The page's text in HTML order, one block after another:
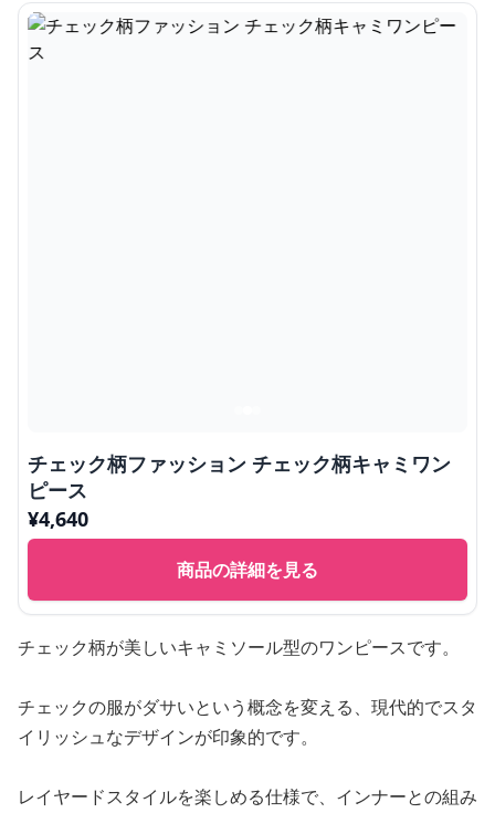
チェック柄ファッション チェック柄キャミワン
ピース
¥4,640
商品の詳細を見る
チェック柄が美しいキャミソール型のワンピースです。
チェックの服がダサいという概念を変える、現代的でスタ
イリッシュなデザインが印象的です。
レイヤードスタイルを楽しめる仕様で、インナーとの組み